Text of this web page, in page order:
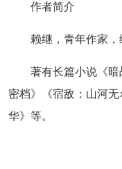
作者简介
赖继，青年作家，
著有长篇小说《
密档》《宿敌：山河
华》等。